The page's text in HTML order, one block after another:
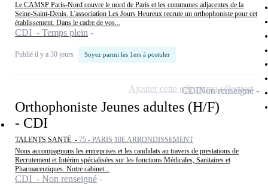
Le CAMSP Paris-Nord couvre le nord de Paris et les communes adjacentes de la
Seine-Saint-Denis. L'association Les Jours Heureux recrute un orthophoniste pour cet
établissement. Dans le cadre de vos...
CDI - Temps plein
Publié il y a 30 jours Soyez parmi les 1ers à postuler
Orthophoniste Jeunes adultes (H/F)
- CDI
TALENTS SANTÉ - 75 - PARIS 10E ARRONDISSEMENT
Nous accompagnons les entreprises et les candidats au travers de prestations de
Recrutement et Intérim spécialisées sur les fonctions Médicales, Sanitaires et
Pharmaceutiques. Notre cabinet...
CDI - Non renseigné
CDINon renseigné
Ajouter cette offre à ma sélection